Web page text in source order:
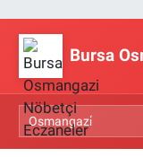
Bursa